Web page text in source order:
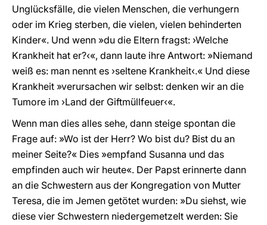
Unglücksfälle, die vielen Menschen, die verhungern
oder im Krieg sterben, die vielen, vielen behinderten
Kinder«. Und wenn »du die Eltern fragst: ›Welche
Krankheit hat er?‹«, dann laute ihre Antwort: »Niemand
weiß es: man nennt es ›seltene Krankheit‹.« Und diese
Krankheit »verursachen wir selbst: denken wir an die
Tumore im ›Land der Giftmüllfeuer‹«.
Wenn man dies alles sehe, dann steige spontan die
Frage auf: »Wo ist der Herr? Wo bist du? Bist du an
meiner Seite?« Dies »empfand Susanna und das
empfinden auch wir heute«. Der Papst erinnerte dann
an die Schwestern aus der Kongregation von Mutter
Teresa, die im Jemen getötet wurden: »Du siehst, wie
diese vier Schwestern niedergemetzelt werden: Sie